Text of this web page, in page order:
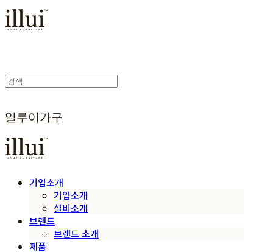
일루이가구
기업소개
기업소개
설비소개
브랜드
브랜드 소개
제품